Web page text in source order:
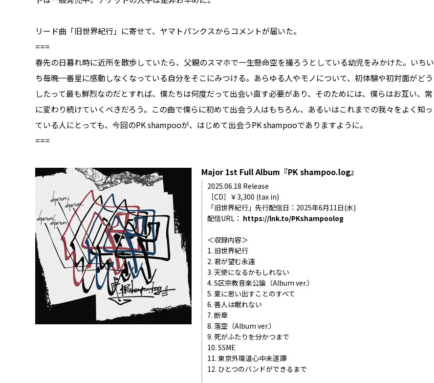
リード曲「旧世界紀行」に寄せて、ヤマトパンクスからコメントが届いた。
===
春先の日暮れ時に近所を散歩していたら、父親のスマホで一生懸命空を撮ろうとしている幼児をみかけた。いちい
ち毎晩一番星に感動しなくなっている自分をそこにみつける。あらゆる人やモノについて、初体験や初対面がどう
したって最も鮮烈なのだとすれば、僕たちは何度だって出会い直す必要があり、そのためには、僕らはお互い、常
に変わり続けていくべきだろう。この曲で僕らに初めて出会う人はもちろん、あるいはこれまでの我々をよく知っ
ている人にとっても、今回のPK shampooが、はじめて出会うPK shampooでありますように。
===
Major 1st Full Album『PK shampoo.log』
2025.06.18 Release
［CD］￥3,300 (tax in)
「旧世界紀行」先行配信日：2025年6月11日(水)
配信URL： https://lnk.to/PKshampoolog
＜収録内容＞
1. 旧世界紀行
2. 君が望む永遠
3. 天使になるかもしれない
4. S区宗教音楽公論（Album ver.）
5. 夏に思い出すことのすべて
6. 善人は眠れない
7. 断章
8. 落空（Album ver.）
9. 死がふたりを分かつまで
10. SSME
11. 東京外環道心中未遂譚
12. ひとつのバンドができるまで